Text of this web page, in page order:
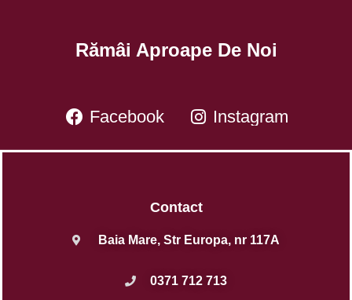
Rămâi Aproape De Noi
Facebook Instagram
Contact
Baia Mare, Str Europa, nr 117A
0371 712 713